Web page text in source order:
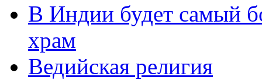
В Индии будет самый
храм
Ведийская религия